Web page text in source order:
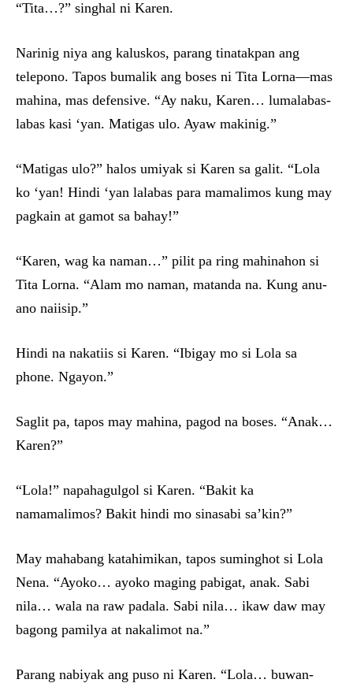
“Tita…?” singhal ni Karen.
Narinig niya ang kaluskos, parang tinatakpan ang
telepono. Tapos bumalik ang boses ni Tita Lorna—mas
mahina, mas defensive. “Ay naku, Karen… lumalabas-
labas kasi ‘yan. Matigas ulo. Ayaw makinig.”
“Matigas ulo?” halos umiyak si Karen sa galit. “Lola
ko ‘yan! Hindi ‘yan lalabas para mamalimos kung may
pagkain at gamot sa bahay!”
“Karen, wag ka naman…” pilit pa ring mahinahon si
Tita Lorna. “Alam mo naman, matanda na. Kung anu-
ano naiisip.”
Hindi na nakatiis si Karen. “Ibigay mo si Lola sa
phone. Ngayon.”
Saglit pa, tapos may mahina, pagod na boses. “Anak…
Karen?”
“Lola!” napahagulgol si Karen. “Bakit ka
namamalimos? Bakit hindi mo sinasabi sa’kin?”
May mahabang katahimikan, tapos suminghot si Lola
Nena. “Ayoko… ayoko maging pabigat, anak. Sabi
nila… wala na raw padala. Sabi nila… ikaw daw may
bagong pamilya at nakalimot na.”
Parang nabiyak ang puso ni Karen. “Lola… buwan-